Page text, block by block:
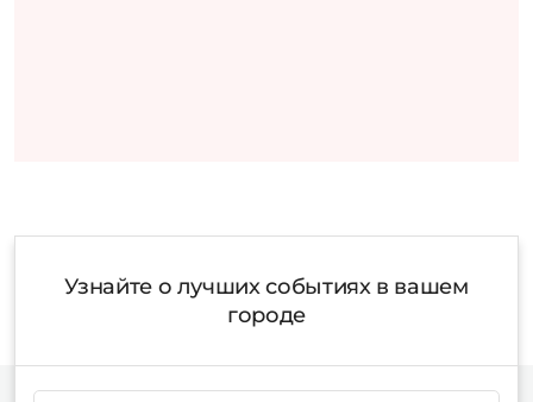
Узнайте о лучших событиях в вашем
городе